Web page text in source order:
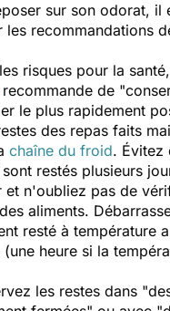
sur son odorat, il
les recommandations
risques pour la
recommande de "
le plus rapidement
des repas faits
chaîne du froid. Évitez
restés plusieurs
et n'oubliez pas de
aliments.
resté à température
heure si la
les restes dans "